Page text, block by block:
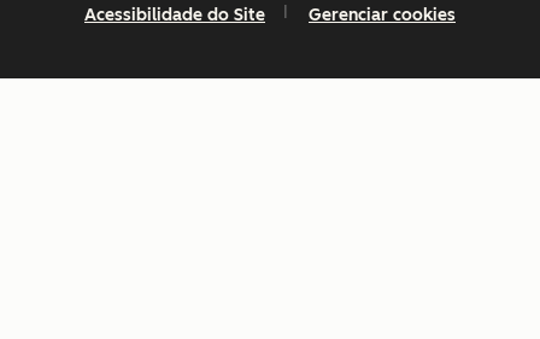
Acessibilidade do Site Gerenciar cookies